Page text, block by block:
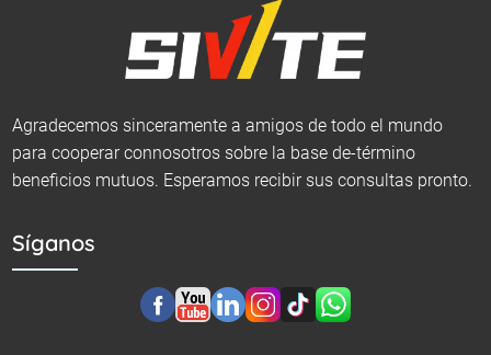
Agradecemos sinceramente a amigos de todo el mundo
para cooperar connosotros sobre la base de-término
beneficios mutuos. Esperamos recibir sus consultas pronto.
Síganos